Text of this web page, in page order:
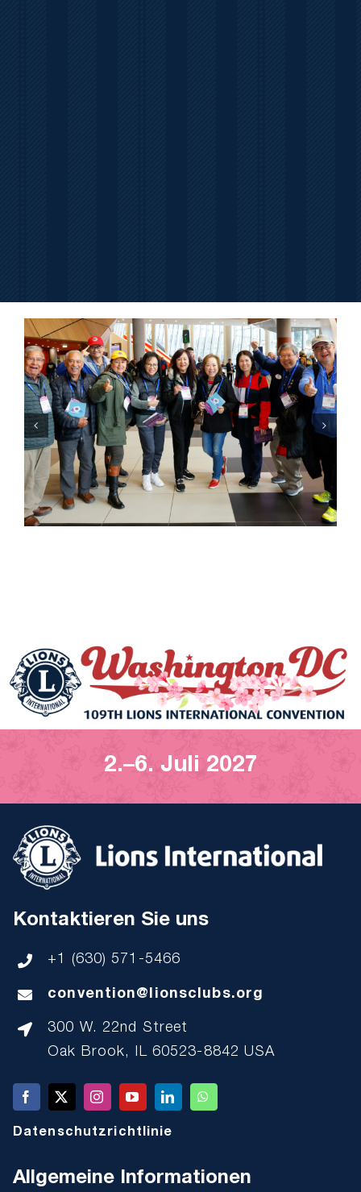
2.–6. Juli 2027
Kontaktieren Sie uns
+1 (630) 571-5466
convention@lionsclubs.org
300 W. 22nd Street
Oak Brook, IL 60523-8842 USA
Datenschutzrichtlinie
Allgemeine Informationen